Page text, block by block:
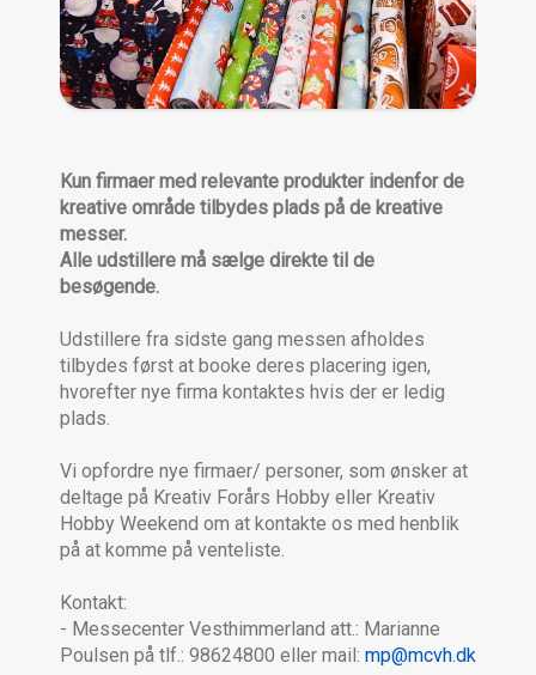
Kun firmaer med relevante produkter indenfor de
kreative område tilbydes plads på de kreative
messer.
Alle udstillere må sælge direkte til de
besøgende.
Udstillere fra sidste gang messen afholdes
tilbydes først at booke deres placering igen,
hvorefter nye firma kontaktes hvis der er ledig
plads.
Vi opfordre nye firmaer/ personer, som ønsker at
deltage på Kreativ Forårs Hobby eller Kreativ
Hobby Weekend om at kontakte os med henblik
på at komme på venteliste.
Kontakt:
- Messecenter Vesthimmerland att.: Marianne
Poulsen på tlf.: 98624800 eller mail: mp@mcvh.dk